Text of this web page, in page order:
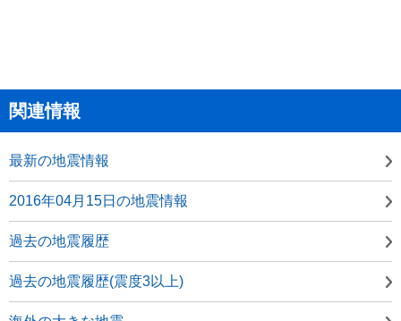
関連情報
最新の地震情報
2016年04月15日の地震情報
過去の地震履歴
過去の地震履歴(震度3以上)